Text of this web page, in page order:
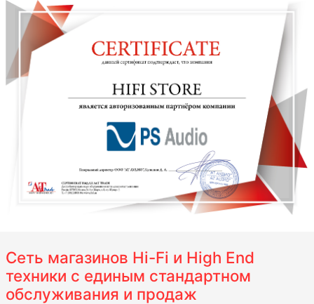
Сеть магазинов Hi-Fi и High End
техники с единым стандартном
обслуживания и продаж